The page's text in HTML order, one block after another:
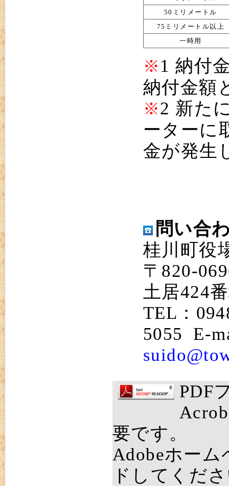
50ミリメートル
75ミリメートル以上
一時用
※ 1 納付
納付金額
※2 新た
ーターに
金が発生
問い合
桂川町役
〒820-
土居424
TEL：
5055 E-
PDF
要です。
Adobeホー
ドしてくだ